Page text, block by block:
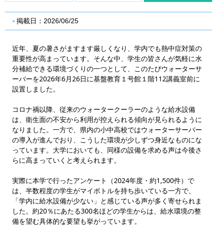
掲載日：2026/06/25
近年、夏の暑さがますます厳しくなり、学内でも熱中症対策の
重要性が高まっています。そんな中、学生の皆さんが気軽に水
分補給できる環境づくりの一つとして、このたびウォーターサ
ーバーを2026年6月26日に基盤教育１号館１階112講義室前に
設置しました。
コロナ禍以降、従来のウォータークーラーのような給水設備
は、衛生面の不安から利用が控えられる傾向が見られるように
なりました。一方で、県内の小中高校ではウォーターサーバー
の導入が進んでおり、こうした環境が少しずつ身近なものにな
っています。大学においても、同様の設備を求める声は今後さ
らに高まっていくと考えられます。
実際に本学で行ったアンケート（2024年度・約1,500件）で
は、半数程度の学生がマイボトルを持ち歩いている一方で、
「学内に給水設備が少ない」と感じている声が多く寄せられま
した。約20％にあたる300名ほどの学生からは、給水環境の整
備を望む具体的な要望も挙がっています。